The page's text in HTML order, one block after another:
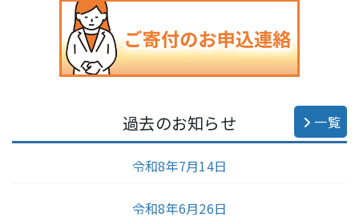
過去のお知らせ 一覧
令和8年7月14日
令和8年6月26日